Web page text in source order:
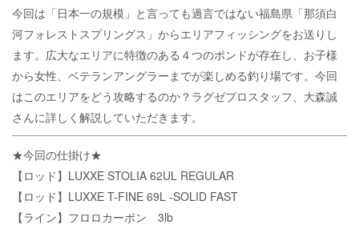
今回は「日本一の規模」と言っても過言ではない福島県「那須白
河フォレストスプリングス」からエリアフィッシングをお送りし
ます。広大なエリアに特徴のある４つのポンドが存在し、お子様
から女性、ベテランアングラーまでが楽しめる釣り場です。今回
はこのエリアをどう攻略するのか？ラグゼプロスタッフ、大森誠
さんに詳しく解説していただきます。
★今回の仕掛け★
【ロッド】LUXXE STOLIA 62UL REGULAR
【ロッド】LUXXE T-FINE 69L -SOLID FAST
【ライン】フロロカーボン 3lb